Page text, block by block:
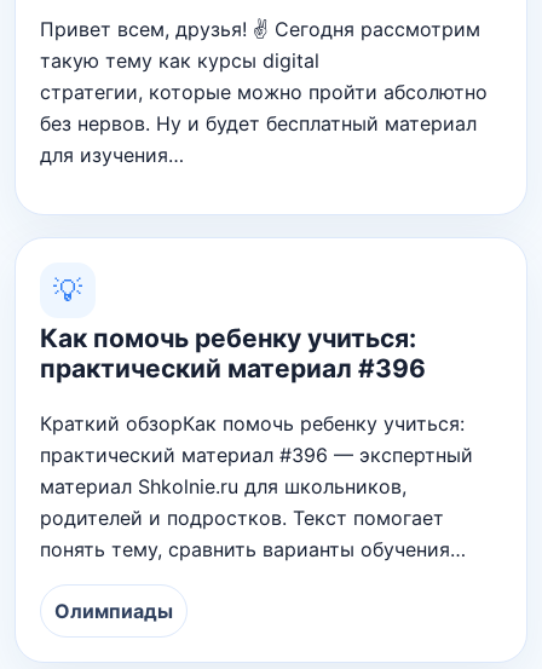
Привет всем, друзья! ✌ Сегодня рассмотрим
такую тему как курсы digital
стратегии, которые можно пройти абсолютно
без нервов. Ну и будет бесплатный материал
для изучения…
💡
Как помочь ребенку учиться:
практический материал #396
Краткий обзорКак помочь ребенку учиться:
практический материал #396 — экспертный
материал Shkolnie.ru для школьников,
родителей и подростков. Текст помогает
понять тему, сравнить варианты обучения…
Олимпиады